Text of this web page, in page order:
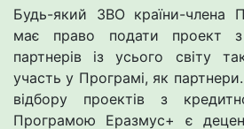
Будь-який ЗВО країни-члена
має право подати проект
партнерів із усього світу
участь у Програмі, як
відбору проектів з
Програмою Еразмус+ є